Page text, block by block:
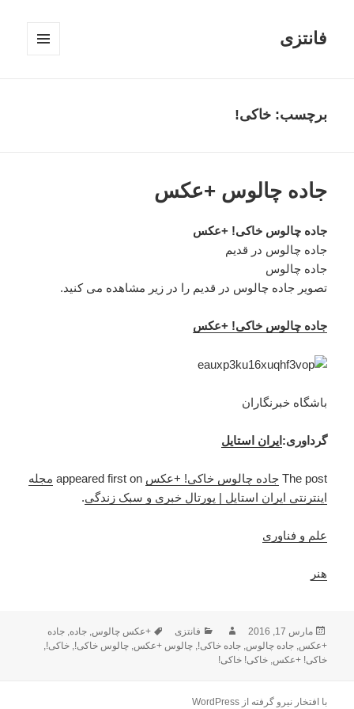
فانتزی
برچسب: خاکی!
جاده چالوس +عکس
جاده چالوس خاکی! +عکس
جاده چالوس در قدیم
جاده چالوس
تصویر جاده چالوس در قدیم را در زیر مشاهده می کنید.
جاده چالوس خاکی! +عکس
باشگاه خبرنگاران
گرداوری: ایران استایل
The post جاده چالوس خاکی! +عکس appeared first on
مجله
اینترنتی ایران استایل | پورتال خبری و سبک زندگی.
علم و فناوری
هنر
ارسال
شده
در
مارس 17, 2016 نویسندهدسته‌ها
فانتزی برچسب‌ها
+عکس چالوس,جاده,جاده
+عکس,جاده چالوس,جاده خاکی!,چالوس +عکس,چالوس خاکی!,خاکی!,
خاکی! +عکس,خاکی! خاکی!
با افتخار نیرو گرفته از WordPress